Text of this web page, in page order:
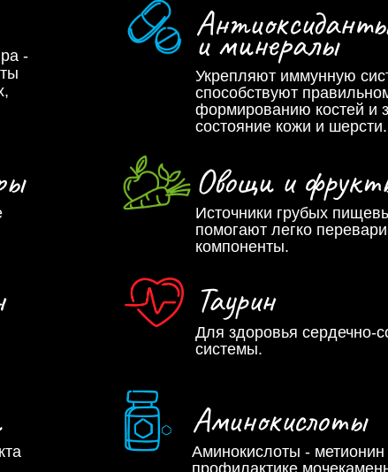
-
Овощи и
Укрепляют иммунную
способствуют
формированию костей и
состояние кожи и шерсти.
Источники грубых
помогают легко
компоненты.
Аминокислоты
Аминокислоты - метионин
профилактике
и минералы
Таурин
Для здоровья сердечно-
системы.